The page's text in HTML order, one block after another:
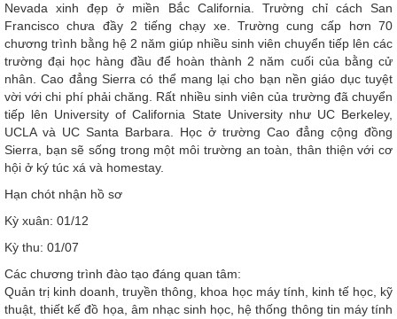
Nevada xinh đẹp ở miền Bắc California. Trường chỉ cách San
Francisco chưa đầy 2 tiếng chạy xe. Trường cung cấp hơn 70
chương trình bằng hệ 2 năm giúp nhiều sinh viên chuyển tiếp lên các
trường đại học hàng đầu để hoàn thành 2 năm cuối của bằng cử
nhân. Cao đẳng Sierra có thể mang lại cho bạn nền giáo dục tuyệt
vời với chi phí phải chăng. Rất nhiều sinh viên của trường đã chuyển
tiếp lên University of California State University như UC Berkeley,
UCLA và UC Santa Barbara. Học ở trường Cao đẳng cộng đồng
Sierra, bạn sẽ sống trong một môi trường an toàn, thân thiện với cơ
hội ở ký túc xá và homestay.
Hạn chót nhận hồ sơ
Kỳ xuân: 01/12
Kỳ thu: 01/07
Các chương trình đào tạo đáng quan tâm:
Quản trị kinh doanh, truyền thông, khoa học máy tính, kinh tế học, kỹ
thuật, thiết kế đồ họa, âm nhạc sinh học, hệ thống thông tin máy tính